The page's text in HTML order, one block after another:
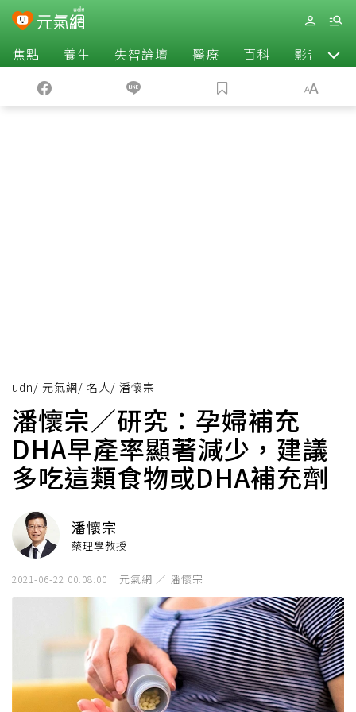
焦點 養生 失智論壇 醫療 百科 影音
udn/ 元氣網/ 名人/ 潘懷宗
潘懷宗／研究：孕婦補充
DHA早產率顯著減少，建議
多吃這類食物或DHA補充劑
潘懷宗
藥理學教授
2021-06-22 00:08:00 元氣網 ／ 潘懷宗